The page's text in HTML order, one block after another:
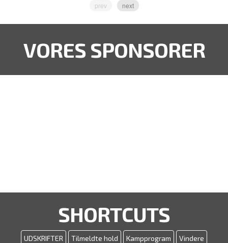
prev next
VORES SPONSORER
SHORTCUTS
UDSKRIFTER Tilmeldte hold Kampprogram Vindere